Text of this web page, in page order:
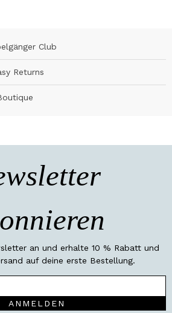
Club
Returns
an und erhalte 10 % Rabatt und
auf deine erste Bestellung.
ANMELDEN